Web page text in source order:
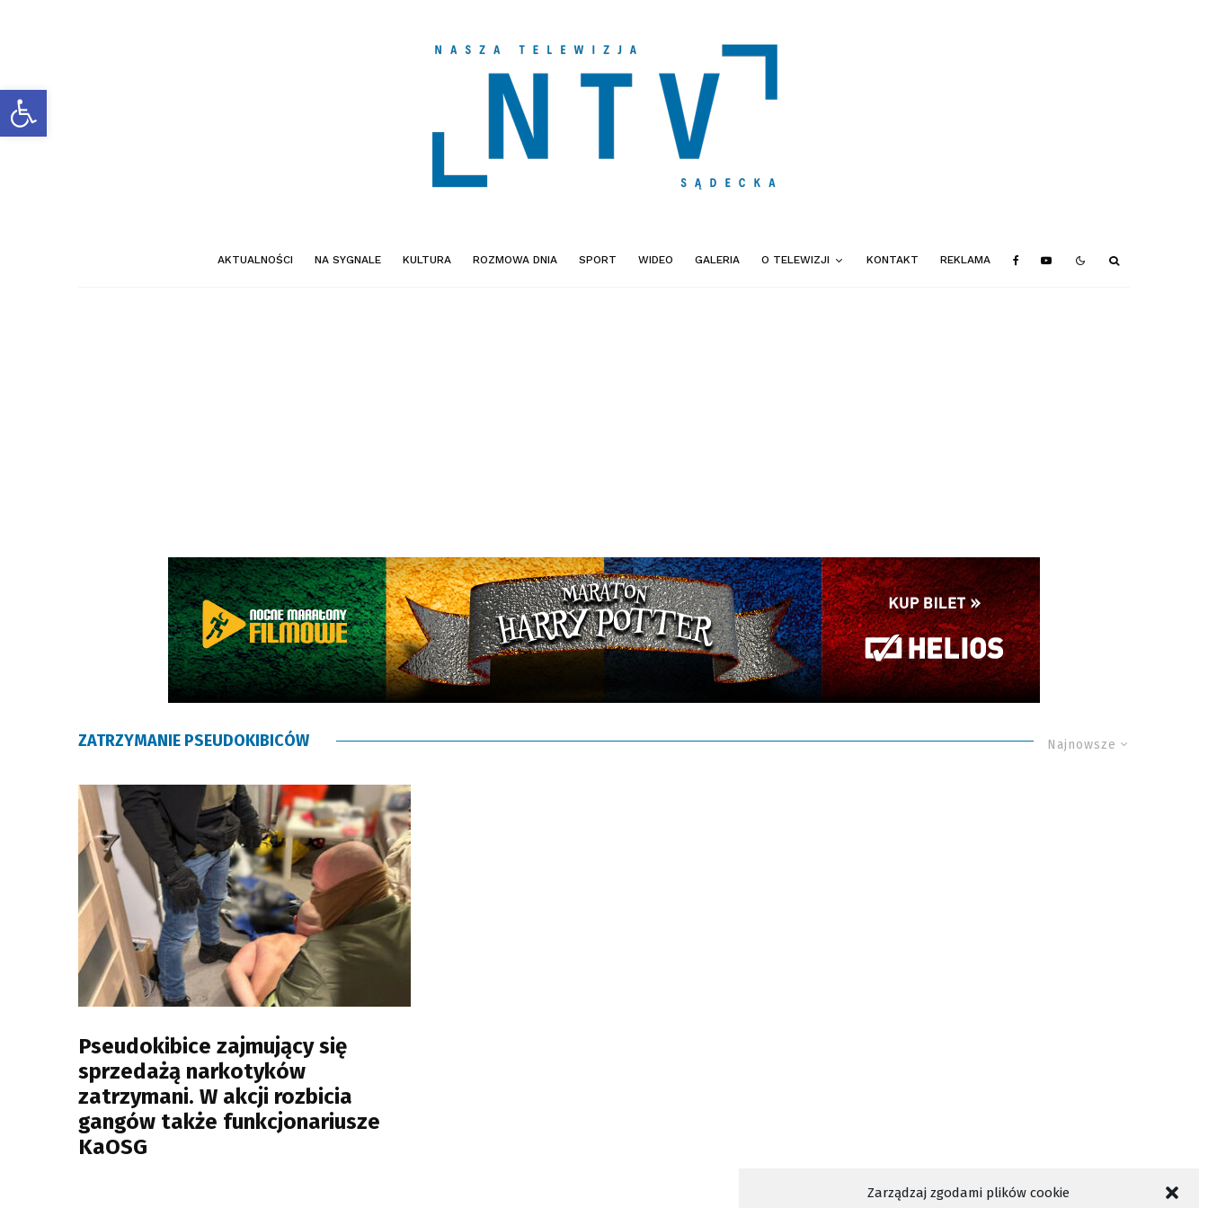
Otwórz pasek narzędzi
Zarządzaj zgodami plików cookie
AKTUALNOŚCI NA SYGNALE KULTURA ROZMOWA DNIA SPORT WIDEO GALERIA O TELEWIZJI KONTAKT REKLAMA
Najnowsze
ZATRZYMANIE PSEUDOKIBICÓW
Pseudokibice zajmujący się
sprzedażą narkotyków
zatrzymani. W akcji rozbicia
gangów także funkcjonariusze
KaOSG